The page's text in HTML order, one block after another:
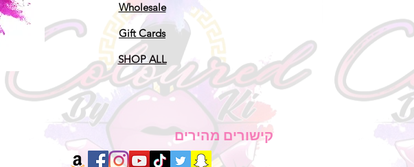
Wholesale
Gift Cards
SHOP ALL
קישורים מהירים